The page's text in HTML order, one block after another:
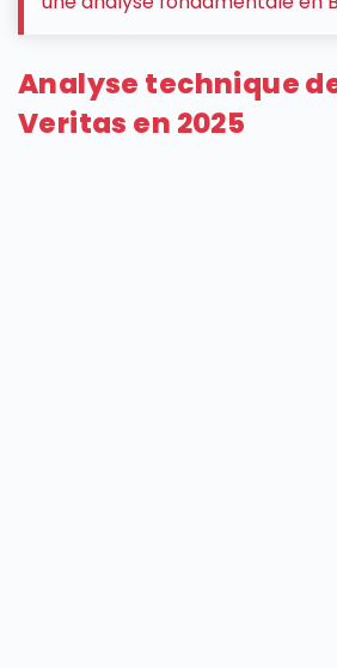
Analyse technique
Veritas en 2025